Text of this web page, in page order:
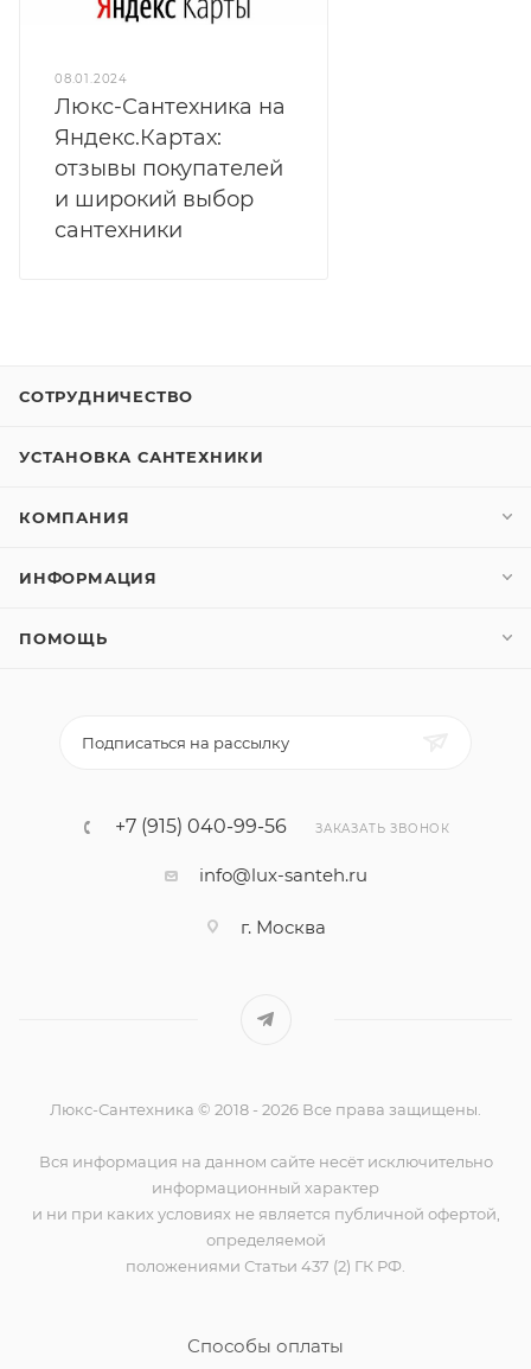
08.01.2024
Люкс-Сантехника на
Яндекс.Картах:
отзывы покупателей
и широкий выбор
сантехники
СОТРУДНИЧЕСТВО
УСТАНОВКА САНТЕХНИКИ
КОМПАНИЯ
ИНФОРМАЦИЯ
ПОМОЩЬ
Подписаться на рассылку
+7 (915) 040-99-56 ЗАКАЗАТЬ ЗВОНОК
info@lux-santeh.ru
г. Москва
Люкс-Сантехника © 2018 - 2026 Все права защищены.
Вся информация на данном сайте несёт исключительно
информационный характер
и ни при каких условиях не является публичной офертой,
определяемой
положениями Статьи 437 (2) ГК РФ.
Способы оплаты